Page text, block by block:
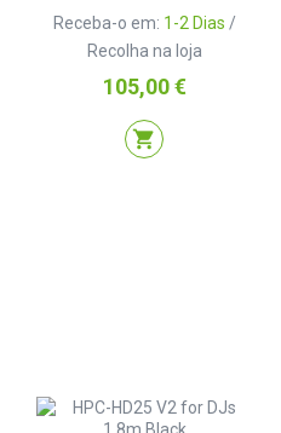
Receba-o em: 1-2 Dias /
Recolha na loja
Preço
105,00 €
shopping_cart